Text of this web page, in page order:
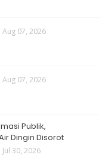
Aug 07, 2026
Aug 07, 2026
Publik,
Dingin Disorot
Jul 30, 2026